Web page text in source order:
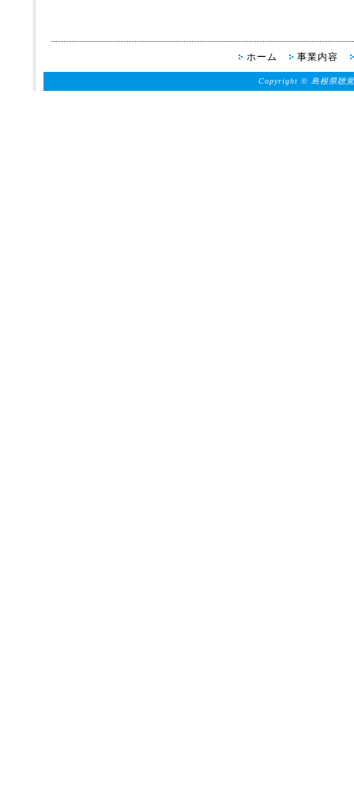
ホーム 事業内容
Copyright © 島根県聴